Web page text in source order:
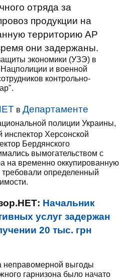
отряда за
продукции на
территорию АР
они задержаны.
экономики (УЗЭ) в
и военной
контрольно-
в Департаменте
полиции Украины,
инспектор Херсонской
Бердянского
вымогательством с
на временно оккупированную
определенный
Начальник
услуг задержан
20 тыс. грн
неправомерной выгоды
гарнизона было начато